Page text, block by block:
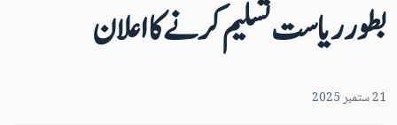
بطور ریاست تسلیم کرنے کا اعلان
21 ستمبر 2025